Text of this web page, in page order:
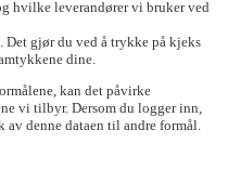
Forsikring for
eller Vibbo?
er ikke påvirket.
hvilke leverandører vi bruker ved
Det gjør du ved å trykke på kjeks
dine.
kan det påvirke
vi tilbyr. Dersom du logger inn,
denne dataen til andre formål.